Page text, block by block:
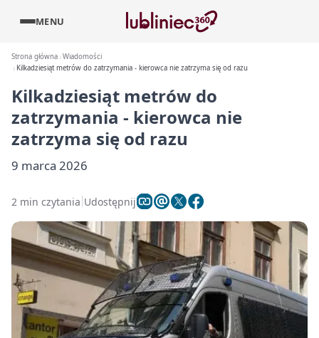
MENU
Strona główna Wiadomości
Kilkadziesiąt metrów do zatrzymania - kierowca nie zatrzyma się od razu
Kilkadziesiąt metrów do
zatrzymania - kierowca nie
zatrzyma się od razu
9 marca 2026
2 min czytania Udostępnij